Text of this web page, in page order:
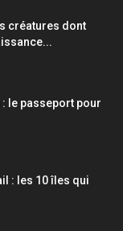
créatures dont
le passeport pour
: les 10 îles qui